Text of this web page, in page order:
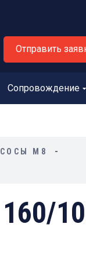
Отправить
Сопровождение
М8